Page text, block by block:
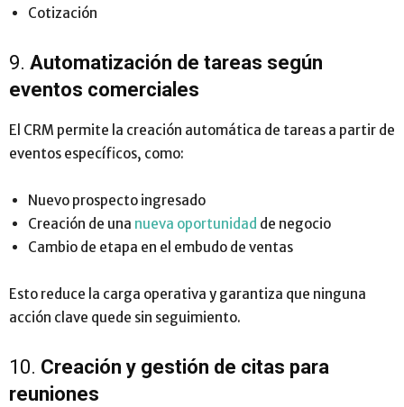
Cotización
9. Automatización de tareas según
eventos comerciales
El CRM permite la creación automática de tareas a partir de
eventos específicos, como:
Nuevo prospecto ingresado
Creación de una nueva oportunidad de negocio
Cambio de etapa en el embudo de ventas
Esto reduce la carga operativa y garantiza que ninguna
acción clave quede sin seguimiento.
10. Creación y gestión de citas para
reuniones